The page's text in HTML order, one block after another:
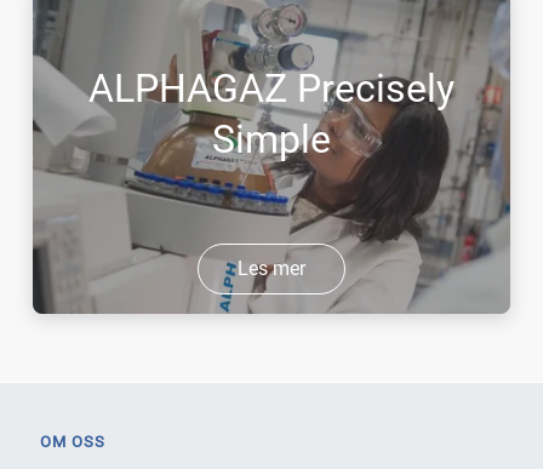
ALPHAGAZ Precisely
Simple
Les mer
OM OSS